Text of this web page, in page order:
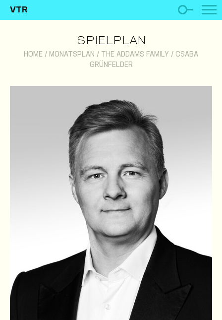
VTR
SPIELPLAN
HOME / MONATSPLAN / THE ADDAMS FAMILY / CSABA
GRÜNFELDER